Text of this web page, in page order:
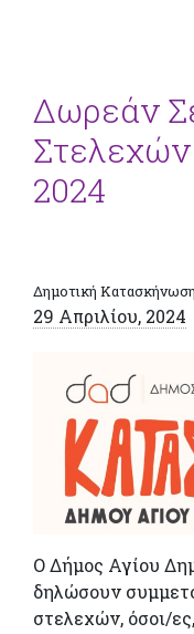
Δωρεάν
2024
Δημοτική Κατασκήνωση
29 Απριλίου, 2024
Ο Δήμος Αγίου
δηλώσουν
στελεχών, όσοι/